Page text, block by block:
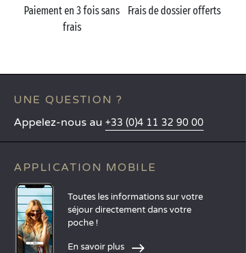
Paiement en 3 fois sans
frais
Frais de dossier offerts
UNE QUESTION ?
Appelez-nous au +33 (0)4 11 32 90 00
APPLICATION MOBILE
Toutes les informations sur votre
séjour directement dans votre
poche !
En savoir plus